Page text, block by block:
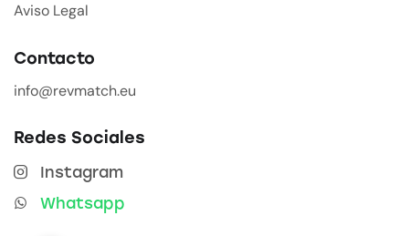
Aviso Legal
Contacto
info@revmatch.eu
Redes Sociales
Instagram
Whatsapp